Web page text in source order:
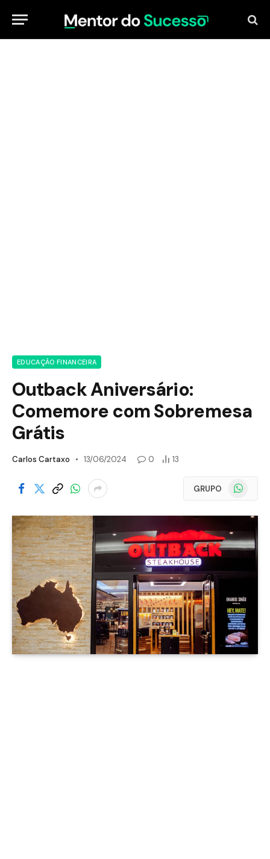
EDUCAÇÃO FINANCEIRA
Outback Aniversário:
Comemore com Sobremesa
Grátis
Carlos Cartaxo 13/06/2024 0 13
GRUPO WhatsApp